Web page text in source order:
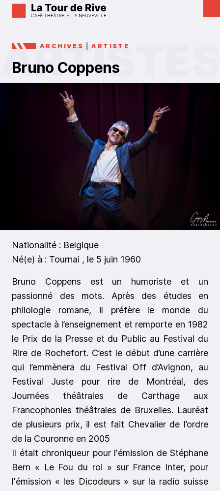
ARCHIVES |ARTISTE
Bruno Coppens
Nationalité : Belgique
Né(e) à : Tournai , le 5 juin 1960
Bruno Coppens est un humoriste et un
passionné des mots. Après des études en
philologie romane, il préfère le monde du
spectacle à l’enseignement et remporte en 1982
le Prix de la Presse et du Public au Festival du
Rire de Rochefort. C’est le début d’une carrière
qui l’emmènera du Festival Off d’Avignon, au
Festival Juste pour rire de Montréal, des
Journées théâtrales de Carthage aux
Francophonies théâtrales de Bruxelles. Lauréat
de plusieurs prix, il est fait Chevalier de l’ordre
de la Couronne en 2005
Il était chroniqueur pour l'émission de Stéphane
Bern « Le Fou du roi » sur France Inter, pour
l'émission « les Dicodeurs » sur la radio suisse